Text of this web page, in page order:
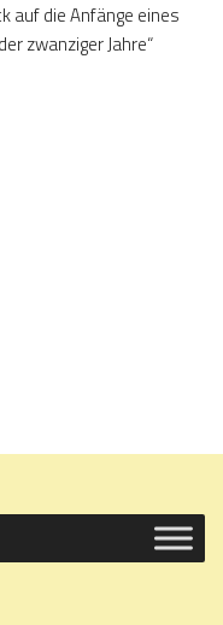
auf die Anfänge eines
zwanziger Jahre“